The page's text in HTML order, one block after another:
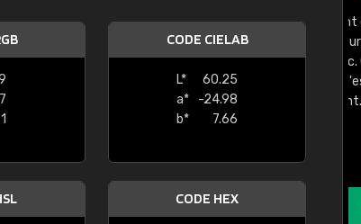
CODE CIELAB
L*
60.25
a*
-24.98
b*
7.66
CODE HEX
"Le site ne permet pas de voir clairement quels
sont les produits disponibles. Il y a plusieurs
palettes de couleurs: Classic, Design, etc. On ne
comprend pas qui est quoi. La livraison s'est
bien passé et le produit reçu me convient."